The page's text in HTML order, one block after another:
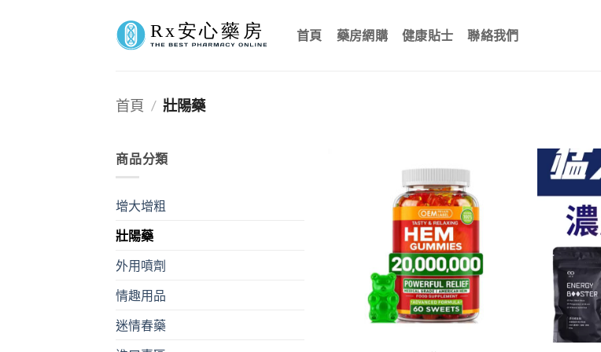
首頁 藥房網購 健康貼士 聯絡我們
首頁 / 壯陽藥
商品分類
增大增粗
壯陽藥
外用噴劑
情趣用品
迷情春藥